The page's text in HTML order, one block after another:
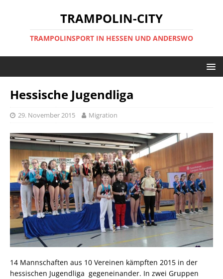
TRAMPOLIN-CITY
TRAMPOLINSPORT IN HESSEN UND ANDERSWO
Hessische Jugendliga
29. November 2015 Migration
14 Mannschaften aus 10 Vereinen kämpften 2015 in der
hessischen Jugendliga gegeneinander. In zwei Gruppen